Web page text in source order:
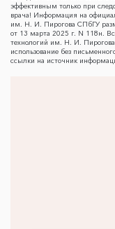
эффективным только при
врача! Информация на
им. Н. И. Пирогова СПбГУ
от 13 марта 2025 г. N 118н.
технологий им. Н. И.
использование без
ссылки на источник